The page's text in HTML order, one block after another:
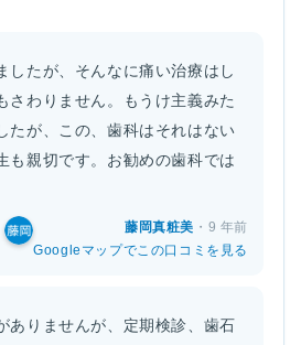
したが、そんなに痛い治療はし
さわりません。もうけ主義みた
たが、この、歯科はそれはない
も親切です。お勧めの歯科では
藤岡真粧美 ・9 年前
Googleマップでこの口コミを見る
ありませんが、定期検診、歯石